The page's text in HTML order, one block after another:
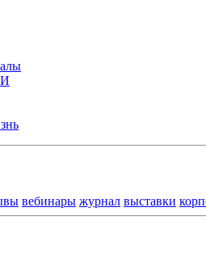
вебинары журнал выставки